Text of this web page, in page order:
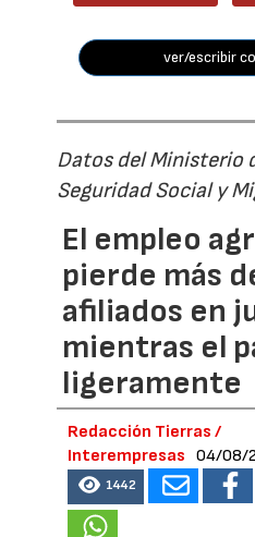
ver/escribir
Datos del Ministerio
Seguridad Social y
El empleo
pierde más
afiliados en
mientras el
ligeramente
Redacción Tierras /
Interempresas
04/08/
1442